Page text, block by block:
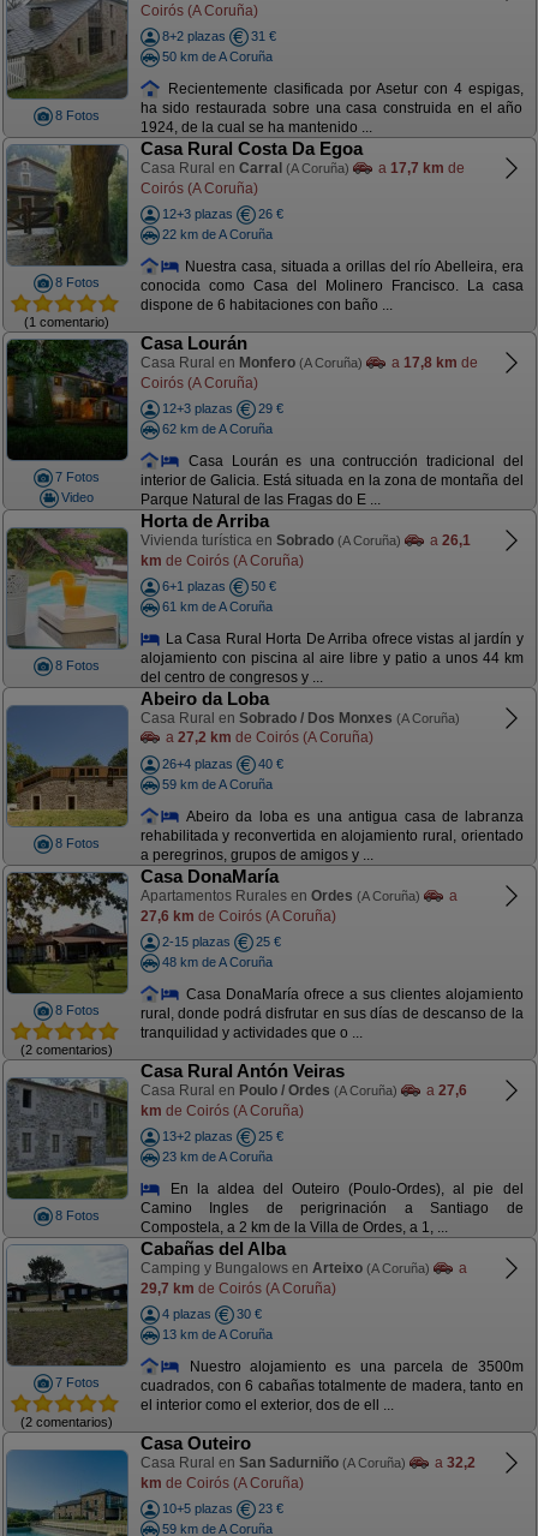
8 Fotos
Coirós (A Coruña)
8+2 plazas
31 €
50 km de A Coruña
Recientemente clasificada por Asetur con 4 espigas,
ha sido restaurada sobre una casa construida en el año
1924, de la cual se ha mantenido ...
8 Fotos
(1 comentario)
Casa Rural Costa Da Egoa
Casa Rural en Carral (A Coruña) a 17,7 km de
Coirós (A Coruña)
12+3 plazas
26 €
22 km de A Coruña
Nuestra casa, situada a orillas del río Abelleira, era
conocida como Casa del Molinero Francisco. La casa
dispone de 6 habitaciones con baño ...
7 Fotos
Video
Casa Lourán
Casa Rural en Monfero (A Coruña) a 17,8 km de
Coirós (A Coruña)
12+3 plazas
29 €
62 km de A Coruña
Casa Lourán es una contrucción tradicional del
interior de Galicia. Está situada en la zona de montaña del
Parque Natural de las Fragas do E ...
8 Fotos
Horta de Arriba
Vivienda turística en Sobrado (A Coruña) a 26,1
km de Coirós (A Coruña)
6+1 plazas
50 €
61 km de A Coruña
La Casa Rural Horta De Arriba ofrece vistas al jardín y
alojamiento con piscina al aire libre y patio a unos 44 km
del centro de congresos y ...
8 Fotos
Abeiro da Loba
Casa Rural en Sobrado / Dos Monxes (A Coruña)
a 27,2 km de Coirós (A Coruña)
26+4 plazas
40 €
59 km de A Coruña
Abeiro da loba es una antigua casa de labranza
rehabilitada y reconvertida en alojamiento rural, orientado
a peregrinos, grupos de amigos y ...
8 Fotos
(2 comentarios)
Casa DonaMaría
Apartamentos Rurales en Ordes (A Coruña)
a
27,6 km de Coirós (A Coruña)
2-15 plazas
25 €
48 km de A Coruña
Casa DonaMaría ofrece a sus clientes alojamiento
rural, donde podrá disfrutar en sus días de descanso de la
tranquilidad y actividades que o ...
8 Fotos
Casa Rural Antón Veiras
Casa Rural en Poulo / Ordes (A Coruña) a 27,6
km de Coirós (A Coruña)
13+2 plazas
25 €
23 km de A Coruña
En la aldea del Outeiro (Poulo-Ordes), al pie del
Camino Ingles de perigrinación a Santiago de
Compostela, a 2 km de la Villa de Ordes, a 1, ...
7 Fotos
(2 comentarios)
Cabañas del Alba
Camping y Bungalows en Arteixo (A Coruña)
a
29,7 km de Coirós (A Coruña)
4 plazas
30 €
13 km de A Coruña
Nuestro alojamiento es una parcela de 3500m
cuadrados, con 6 cabañas totalmente de madera, tanto en
el interior como el exterior, dos de ell ...
Casa Outeiro
Casa Rural en San Sadurniño (A Coruña) a 32,2
km de Coirós (A Coruña)
10+5 plazas
23 €
59 km de A Coruña